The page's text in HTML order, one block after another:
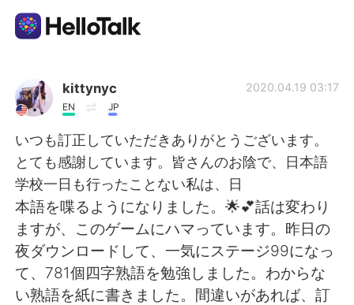
AI Grammar Checker
Italiano
English 简体中文
繁體中文 Español
kittynyc
EN JP
2020.04.19 03:17
いつも訂正していただきありがとうございます。
とても感謝しています。皆さんのお陰で、日本語
学校一日も行ったことない私は、日
本語を喋るようになりました。🌟💕話は変わり
ますが、このゲームにハマっています。昨日の
夜ダウンロードして、一気にステージ99になっ
て、781個四字熟語を勉強しました。わからな
い熟語を紙に書きました。間違いがあれば、訂